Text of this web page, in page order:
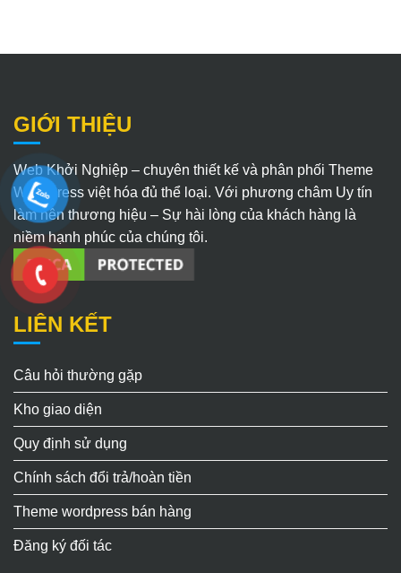
GIỚI THIỆU
Web Khởi Nghiệp – chuyên thiết kế và phân phối Theme
WordPress việt hóa đủ thể loại. Với phương châm Uy tín
làm nên thương hiệu – Sự hài lòng của khách hàng là
niềm hạnh phúc của chúng tôi.
LIÊN KẾT
Câu hỏi thường gặp
Kho giao diện
Quy định sử dụng
Chính sách đổi trả/hoàn tiền
Theme wordpress bán hàng
Đăng ký đối tác